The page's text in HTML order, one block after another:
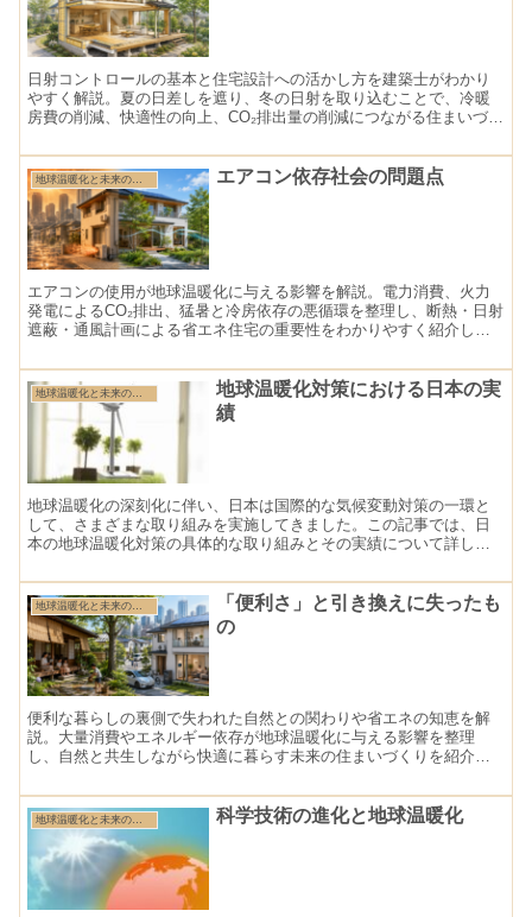
日射コントロールの基本と住宅設計への活かし方を建築士がわかり
やすく解説。夏の日差しを遮り、冬の日射を取り込むことで、冷暖
房費の削減、快適性の向上、CO₂排出量の削減につながる住まいづく
地球温暖化と未来の住まい特集 エアコン依存社会の問題点
エアコンの使用が地球温暖化に与える影響を解説。電力消費、火力
発電によるCO₂排出、猛暑と冷房依存の悪循環を整理し、断熱・日射
遮蔽・通風計画による省エネ住宅の重要性をわかりやすく紹介しま
地球温暖化と未来の住まい特集
地球温暖化対策における日本の実
績
地球温暖化の深刻化に伴い、日本は国際的な気候変動対策の一環と
して、さまざまな取り組みを実施してきました。この記事では、日
本の地球温暖化対策の具体的な取り組みとその実績について詳しく
協力、政策の導入など、多岐にわたる日本の努力と成果を紹介しま
す。
地球温暖化と未来の住まい特集
「便利さ」と引き換えに失ったも
の
便利な暮らしの裏側で失われた自然との関わりや省エネの知恵を解
説。大量消費やエネルギー依存が地球温暖化に与える影響を整理
し、自然と共生しながら快適に暮らす未来の住まいづくりを紹介し
地球温暖化と未来の住まい特集 科学技術の進化と地球温暖化